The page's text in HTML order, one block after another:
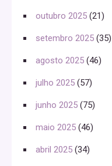
outubro 2025 (21)
setembro 2025 (35)
agosto 2025 (46)
julho 2025 (57)
junho 2025 (75)
maio 2025 (46)
abril 2025 (34)